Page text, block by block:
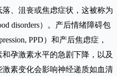
、沮丧或焦虑症状，这被称为
disorders）。产后情绪障碍包
PPD）和产后焦虑症，
孕激素水平的急剧下降，以及
素变化会影响神经递质如血清